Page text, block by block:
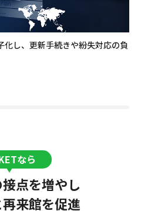
し、更新手続きや紛失対応の負
なら
点を増やし
来館を促進